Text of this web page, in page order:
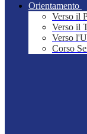
Orientamento
Verso il
Verso il
Verso
Corso